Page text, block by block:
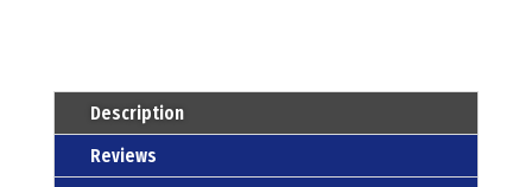
Description
Reviews